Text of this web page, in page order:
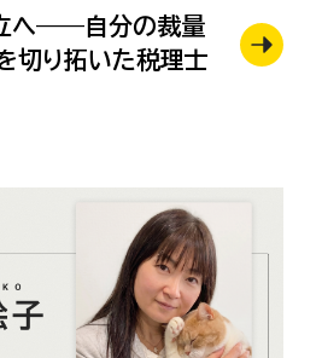
へ——自分の裁量
切り拓いた税理士